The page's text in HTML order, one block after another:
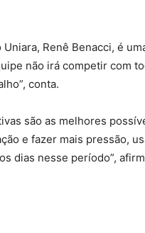
Uniara, Renê Benacci, é
não irá competir com
conta.
são as melhores
e fazer mais pressão,
dias nesse período”,